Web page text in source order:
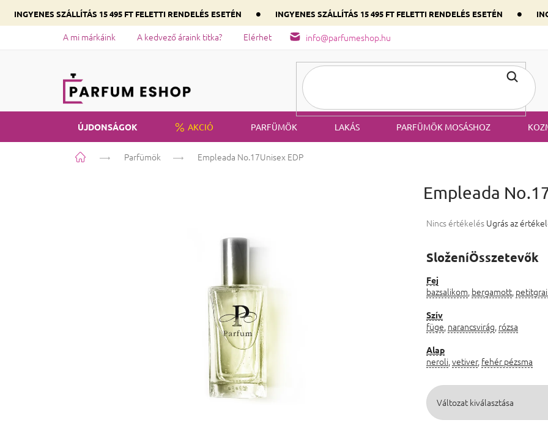
INGYENES SZÁLLÍTÁS 15 495 FT FELETTI RENDELÉS ESETÉN • INGYENES SZÁLLÍTÁS 15 495 FT FELETTI RENDELÉS ESETÉN •
info@parfumeshop.hu
A mi márkáink A kedvező áraink titka? Elérhetőség A parfüm összetétele
ÚJDONSÁGOK AKCIÓ PARFÜMÖK LAKÁS PARFÜMÖK MOSÁSHOZ
Kezdőlap Parfümök Empleada No.17Unisex EDP
Empleada
A termék átlagos értékelése 5-
Nincs értékelés Ugrás az
SloženíÖsszetevők
Fej
bazsalikom bergamott
Szív
füge narancsvirág rózsa
Alap
neroli vetiver, fehér pézsma